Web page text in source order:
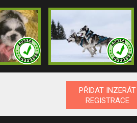
PŘIDAT INZERÁT
REGISTRACE